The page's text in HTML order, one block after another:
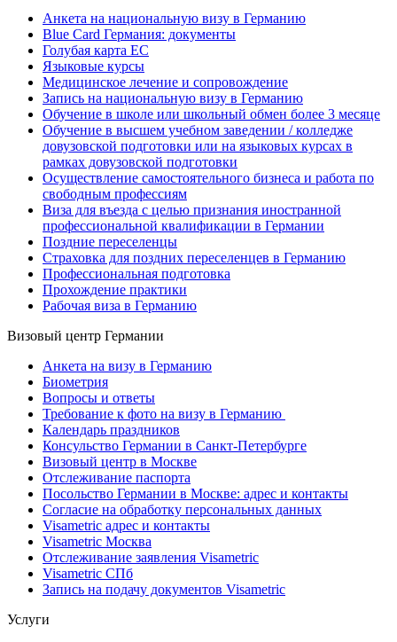
Анкета на национальную визу в Германию
Blue Card Германия: документы
Голубая карта ЕС
Языковые курсы
Медицинское лечение и сопровождение
Запись на национальную визу в Германию
Обучение в школе или школьный обмен более 3 месяце
Обучение в высшем учебном заведении / колледже
довузовской подготовки или на языковых курсах в
рамках довузовской подготовки
Осуществление самостоятельного бизнеса и работа по
свободным профессиям
Виза для въезда с целью признания иностранной
профессиональной квалификации в Германии
Поздние переселенцы
Страховка для поздних переселенцев в Германию
Профессиональная подготовка
Прохождение практики
Рабочая виза в Германию
Визовый центр Германии
Анкета на визу в Германию
Биометрия
Вопросы и ответы
Требование к фото на визу в Германию
Календарь праздников
Консульство Германии в Санкт-Петербурге
Визовый центр в Москве
Отслеживание паспорта
Посольство Германии в Москве: адрес и контакты
Согласие на обработку персональных данных
Visametric адрес и контакты
Visametric Москва
Отслеживание заявления Visametric
Visametric СПб
Запись на подачу документов Visametric
Услуги